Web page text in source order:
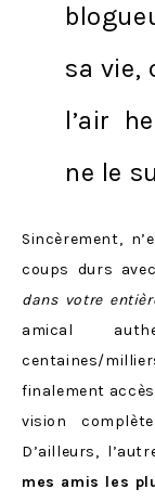
sa vie,
l’air
ne le
Sincèrement,
coups durs
dans votre
amical
centaines/
finalement
vision
D’ailleurs,
mes amis les